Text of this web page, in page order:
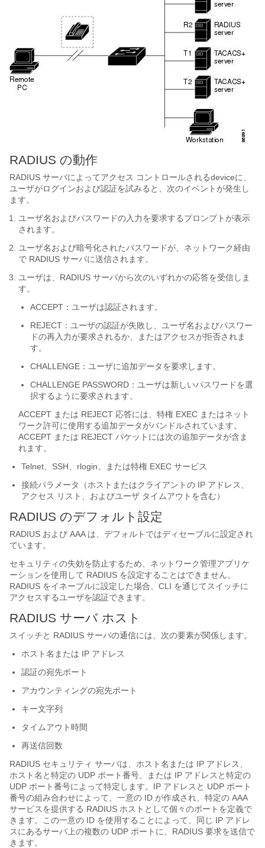
RADIUS の動作
RADIUS サーバによってアクセス コントロールされるdeviceに、
ユーザがログインおよび認証を試みると、次のイベントが発生し
ます。
ユーザ名およびパスワードの入力を要求するプロンプトが表示
されます。
ユーザ名および暗号化されたパスワードが、ネットワーク経由
で RADIUS サーバに送信されます。
ユーザは、RADIUS サーバから次のいずれかの応答を受信しま
す。
ACCEPT：ユーザは認証されます。
REJECT：ユーザの認証が失敗し、ユーザ名およびパスワー
ドの再入力が要求されるか、またはアクセスが拒否されま
す。
CHALLENGE：ユーザに追加データを要求します。
CHALLENGE PASSWORD：ユーザは新しいパスワードを選
択するように要求されます。
ACCEPT または REJECT 応答には、特権 EXEC またはネット
ワーク許可に使用する追加データがバンドルされています。
ACCEPT または REJECT パケットには次の追加データが含ま
れます。
Telnet、SSH、rlogin、または特権 EXEC サービス
接続パラメータ（ホストまたはクライアントの IP アドレス、
アクセス リスト、およびユーザ タイムアウトを含む）
RADIUS のデフォルト設定
RADIUS および AAA は、デフォルトではディセーブルに設定され
ています。
セキュリティの失効を防止するため、ネットワーク管理アプリケ
ーションを使用して RADIUS を設定することはできません。
RADIUS をイネーブルに設定した場合、CLI を通じてスイッチに
アクセスするユーザを認証できます。
RADIUS サーバ ホスト
スイッチと RADIUS サーバの通信には、次の要素が関係します。
ホスト名または IP アドレス
認証の宛先ポート
アカウンティングの宛先ポート
キー文字列
タイムアウト時間
再送信回数
RADIUS セキュリティ サーバは、ホスト名または IP アドレス、
ホスト名と特定の UDP ポート番号、または IP アドレスと特定の
UDP ポート番号によって特定します。IP アドレスと UDP ポート
番号の組み合わせによって、一意の ID が作成され、特定の AAA
サービスを提供する RADIUS ホストとして個々のポートを定義で
きます。この一意の ID を使用することによって、同じ IP アドレ
スにあるサーバ上の複数の UDP ポートに、RADIUS 要求を送信で
きます。